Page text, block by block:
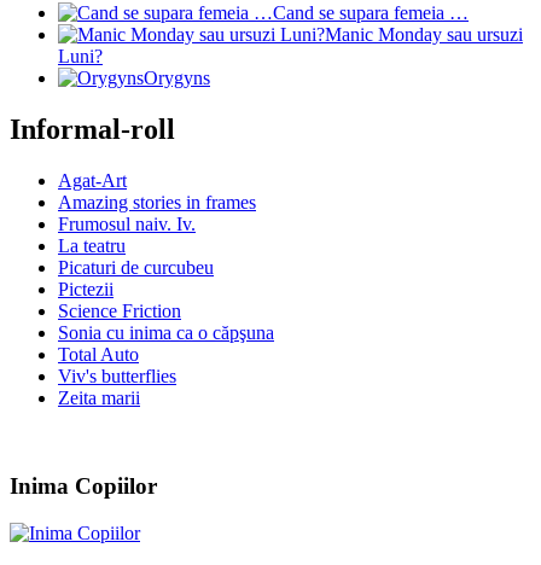
Cand se supara femeia …
Manic Monday sau ursuzi
Luni?
Orygyns
Informal-roll
Agat-Art
Amazing stories in frames
Frumosul naiv. Iv.
La teatru
Picaturi de curcubeu
Pictezii
Science Friction
Sonia cu inima ca o căpşuna
Total Auto
Viv's butterflies
Zeita marii
Inima Copiilor